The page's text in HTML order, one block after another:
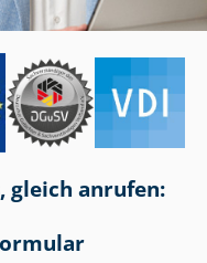
gleich anrufen: